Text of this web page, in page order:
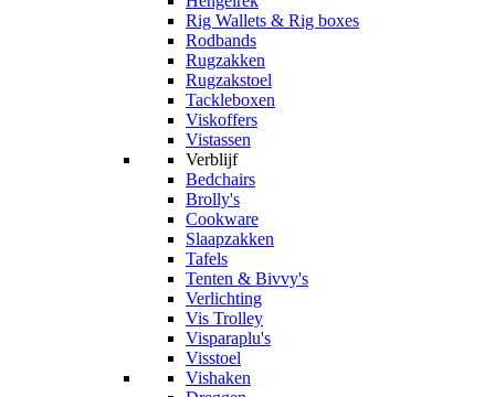
Rig Wallets & Rig boxes
Rodbands
Rugzakken
Rugzakstoel
Tackleboxen
Viskoffers
Vistassen
Verblijf
Bedchairs
Brolly's
Cookware
Slaapzakken
Tafels
Tenten & Bivvy's
Verlichting
Vis Trolley
Visparaplu's
Visstoel
Vishaken